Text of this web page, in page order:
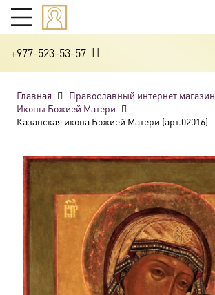
+977-523-53-57
Главная
Православный интернет магазин
Иконы Божией Матери
Казанская икона Божией Матери (арт.02016)